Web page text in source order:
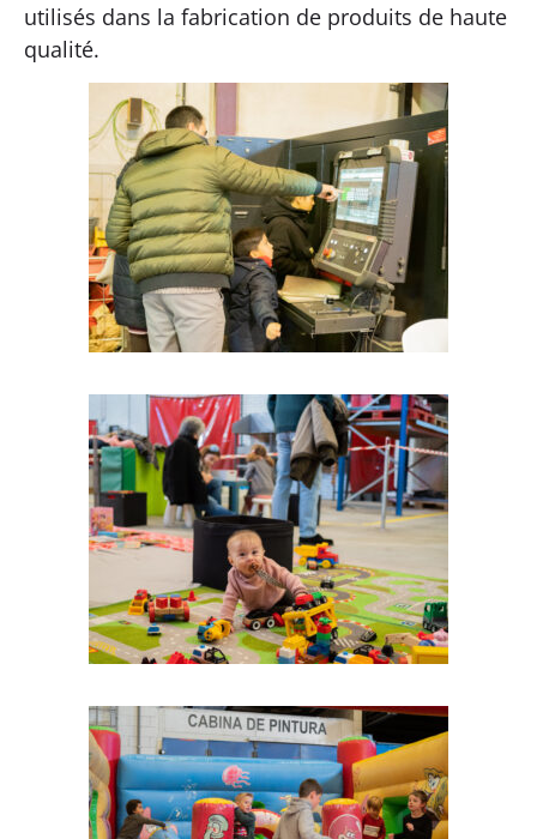
utilisés dans la fabrication de produits de haute
qualité.